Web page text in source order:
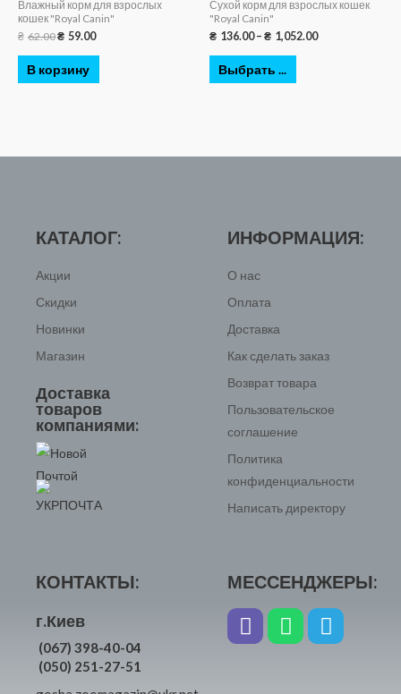
Влажный корм для взрослых
кошек "Royal Canin"
₴ 62.00₴ 59.00
В корзину
Сухой корм для взрослых кошек
"Royal Canin"
₴ 136.00– ₴ 1,052.00
Выбрать ...
КАТАЛОГ:
Акции
Скидки
Новинки
Магазин
Доставка
товаров
компаниями:
ИНФОРМАЦИЯ:
О нас
Оплата
Доставка
Как сделать заказ
Возврат товара
Пользовательское
соглашение
Политика
конфиденциальности
Написать директору
КОНТАКТЫ:
г.Киев
(067) 398-40-04
(050) 251-27-51
МЕССЕНДЖЕРЫ: